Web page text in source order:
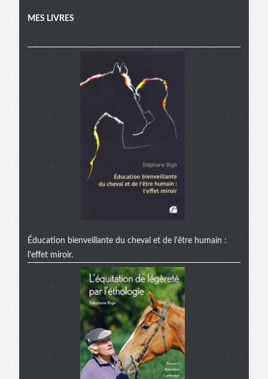
MES LIVRES
Éducation bienveillante du cheval et de l'être humain :
l'effet miroir.